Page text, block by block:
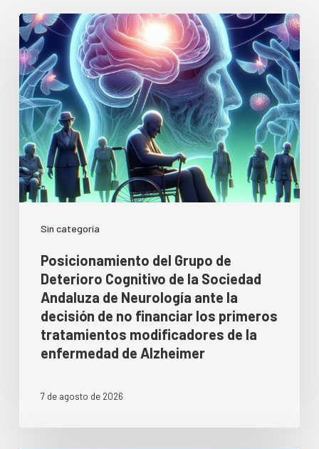
Sin categoría
Posicionamiento del Grupo de
Deterioro Cognitivo de la Sociedad
Andaluza de Neurología ante la
decisión de no financiar los primeros
tratamientos modificadores de la
enfermedad de Alzheimer
7 de agosto de 2026